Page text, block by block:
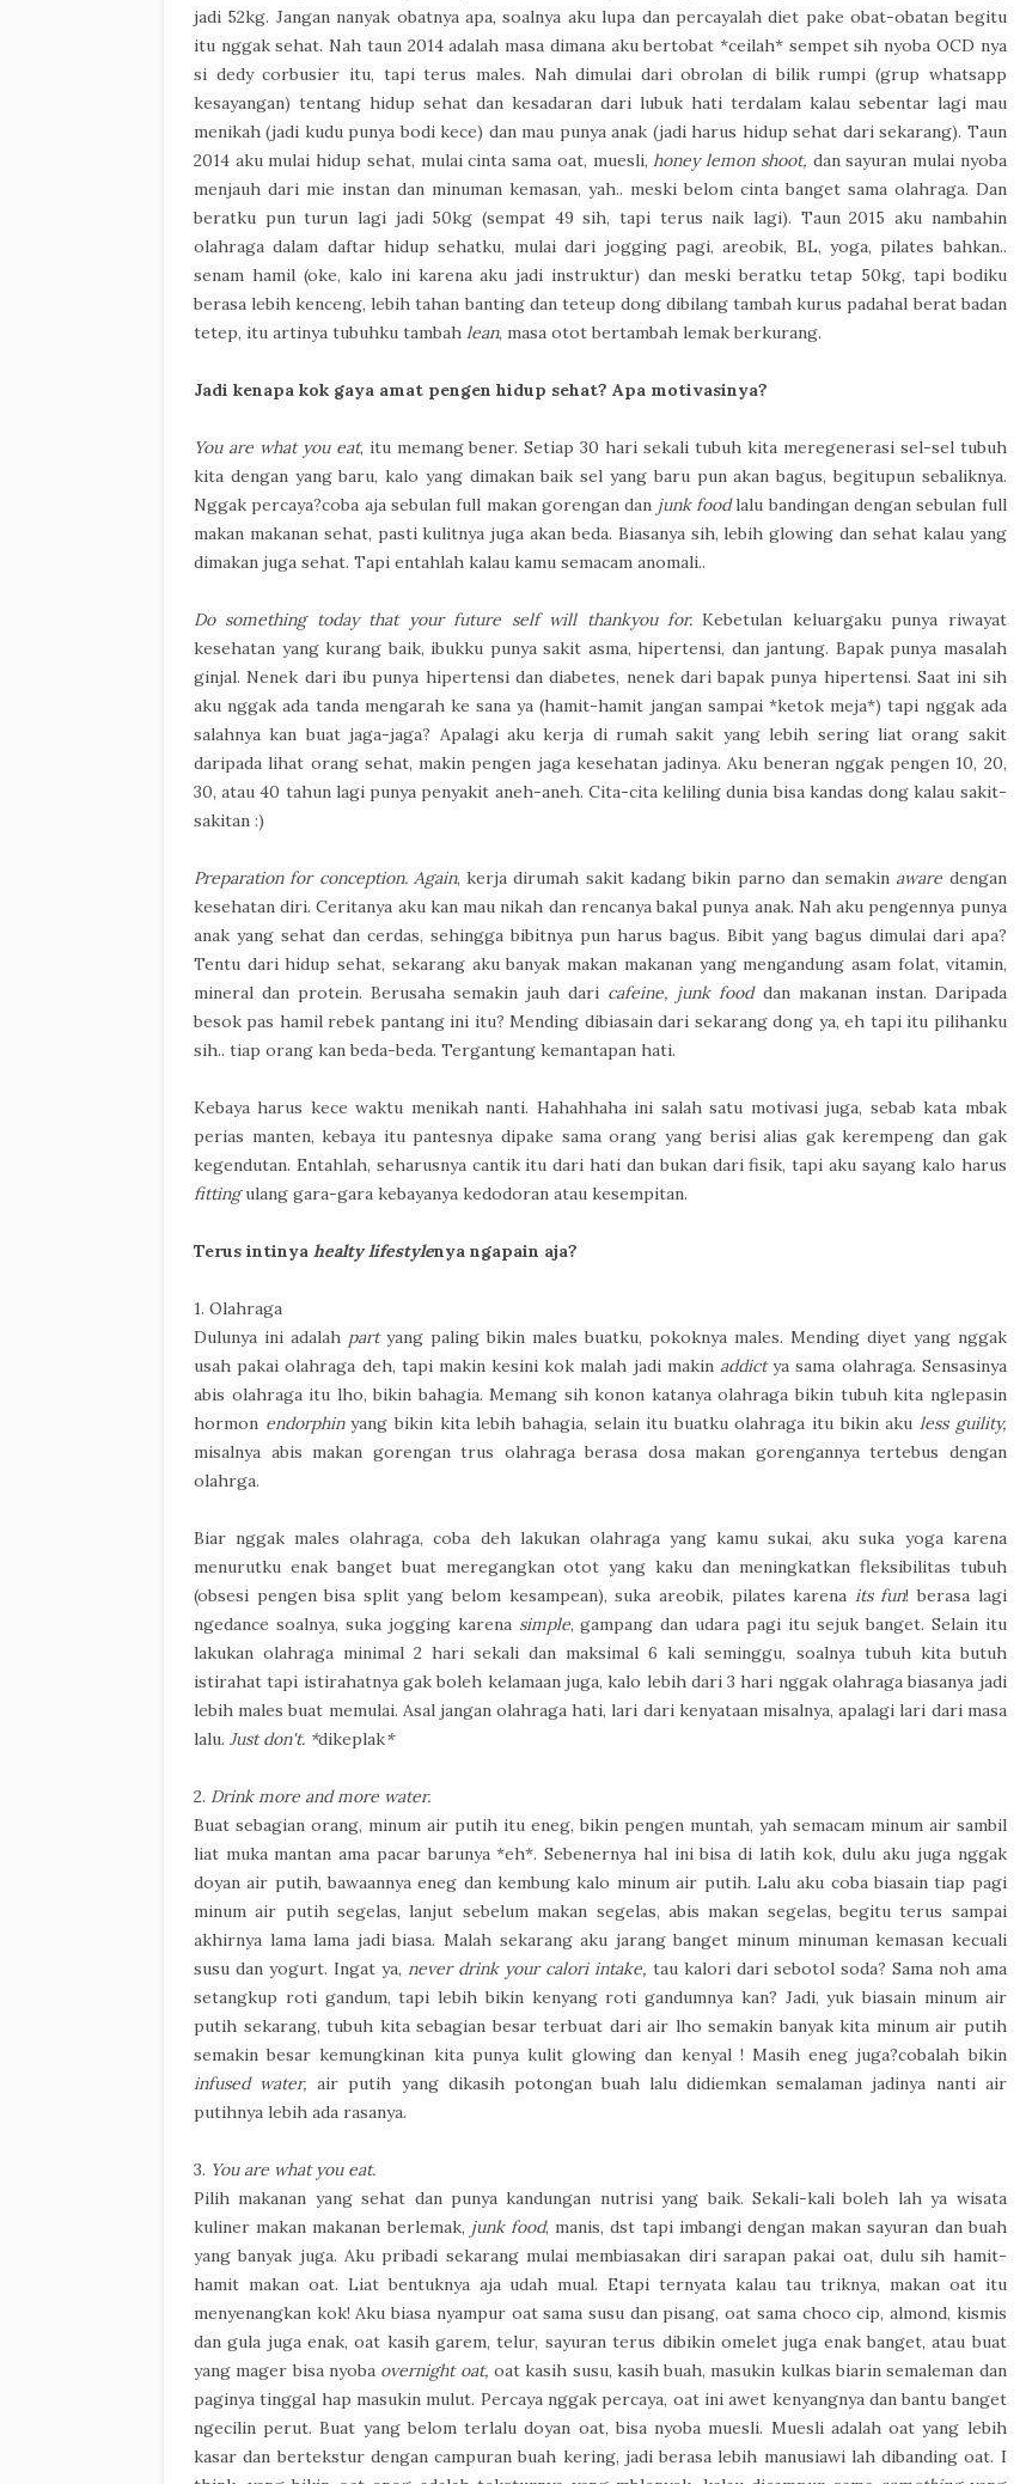
jadi 52kg. Jangan nanyak obatnya apa, soalnya aku lupa dan percayalah diet pake obat-obatan begitu
itu nggak sehat. Nah taun 2014 adalah masa dimana aku bertobat *ceilah* sempet sih nyoba OCD nya
si dedy corbusier itu, tapi terus males. Nah dimulai dari obrolan di bilik rumpi (grup whatsapp
kesayangan) tentang hidup sehat dan kesadaran dari lubuk hati terdalam kalau sebentar lagi mau
menikah (jadi kudu punya bodi kece) dan mau punya anak (jadi harus hidup sehat dari sekarang). Taun
2014 aku mulai hidup sehat, mulai cinta sama oat, muesli,honey lemon shoot, dan sayuran mulai nyoba
menjauh dari mie instan dan minuman kemasan, yah.. meski belom cinta banget sama olahraga. Dan
beratku pun turun lagi jadi 50kg (sempat 49 sih, tapi terus naik lagi). Taun 2015 aku nambahin
olahraga dalam daftar hidup sehatku, mulai dari jogging pagi, areobik, BL, yoga, pilates bahkan..
senam hamil (oke, kalo ini karena aku jadi instruktur) dan meski beratku tetap 50kg, tapi bodiku
berasa lebih kenceng, lebih tahan banting dan teteup dong dibilang tambah kurus padahal berat badan
tetep, itu artinya tubuhku tambah lean, masa otot bertambah lemak berkurang.
Jadi kenapa kok gaya amat pengen hidup sehat? Apa motivasinya?
You are what you eat, itu memang bener. Setiap 30 hari sekali tubuh kita meregenerasi sel-sel tubuh
kita dengan yang baru, kalo yang dimakan baik sel yang baru pun akan bagus, begitupun sebaliknya.
Nggak percaya?coba aja sebulan full makan gorengan dan junk foodlalu bandingan dengan sebulan full
makan makanan sehat, pasti kulitnya juga akan beda. Biasanya sih, lebih glowing dan sehat kalau yang
dimakan juga sehat. Tapi entahlah kalau kamu semacam anomali..
Do something today that your future self will thankyou for.Kebetulan keluargaku punya riwayat
kesehatan yang kurang baik, ibukku punya sakit asma, hipertensi, dan jantung. Bapak punya masalah
ginjal. Nenek dari ibu punya hipertensi dan diabetes, nenek dari bapak punya hipertensi. Saat ini sih
aku nggak ada tanda mengarah ke sana ya (hamit-hamit jangan sampai *ketok meja*) tapi nggak ada
salahnya kan buat jaga-jaga? Apalagi aku kerja di rumah sakit yang lebih sering liat orang sakit
daripada lihat orang sehat, makin pengen jaga kesehatan jadinya. Aku beneran nggak pengen 10, 20,
30, atau 40 tahun lagi punya penyakit aneh-aneh. Cita-cita keliling dunia bisa kandas dong kalau sakit-
sakitan :)
Preparation for conception. Again, kerja dirumah sakit kadang bikin parno dan semakin aware dengan
kesehatan diri. Ceritanya aku kan mau nikah dan rencanya bakal punya anak. Nah aku pengennya punya
anak yang sehat dan cerdas, sehingga bibitnya pun harus bagus. Bibit yang bagus dimulai dari apa?
Tentu dari hidup sehat, sekarang aku banyak makan makanan yang mengandung asam folat, vitamin,
mineral dan protein. Berusaha semakin jauh dari cafeine, junk fooddan makanan instan. Daripada
besok pas hamil rebek pantang ini itu? Mending dibiasain dari sekarang dong ya, eh tapi itu pilihanku
sih.. tiap orang kan beda-beda. Tergantung kemantapan hati.
Kebaya harus kece waktu menikah nanti. Hahahhaha ini salah satu motivasi juga, sebab kata mbak
perias manten, kebaya itu pantesnya dipake sama orang yang berisi alias gak kerempeng dan gak
kegendutan. Entahlah, seharusnya cantik itu dari hati dan bukan dari fisik, tapi aku sayang kalo harus
fittingulang gara-gara kebayanya kedodoran atau kesempitan.
Terus intinya healty lifestylenya ngapain aja?
1. Olahraga
Dulunya ini adalah partyang paling bikin males buatku, pokoknya males. Mending diyet yang nggak
usah pakai olahraga deh, tapi makin kesini kok malah jadi makin addictya sama olahraga. Sensasinya
abis olahraga itu lho, bikin bahagia. Memang sih konon katanya olahraga bikin tubuh kita nglepasin
hormon endorphinyang bikin kita lebih bahagia, selain itu buatku olahraga itu bikin akuless guility,
misalnya abis makan gorengan trus olahraga berasa dosa makan gorengannya tertebus dengan
olahrga.
Biar nggak males olahraga, coba deh lakukan olahraga yang kamu sukai, aku suka yoga karena
menurutku enak banget buat meregangkan otot yang kaku dan meningkatkan fleksibilitas tubuh
(obsesi pengen bisa split yang belom kesampean), suka areobik, pilates karena its fun! berasa lagi
ngedance soalnya, suka jogging karena simple, gampang dan udara pagi itu sejuk banget. Selain itu
lakukan olahraga minimal 2 hari sekali dan maksimal 6 kali seminggu, soalnya tubuh kita butuh
istirahat tapi istirahatnya gak boleh kelamaan juga, kalo lebih dari 3 hari nggak olahraga biasanya jadi
lebih males buat memulai. Asal jangan olahraga hati, lari dari kenyataan misalnya, apalagi lari dari masa
lalu. Just don't. *dikeplak*
2. Drink more and more water.
Buat sebagian orang, minum air putih itu eneg, bikin pengen muntah, yah semacam minum air sambil
liat muka mantan ama pacar barunya *eh*. Sebenernya hal ini bisa di latih kok, dulu aku juga nggak
doyan air putih, bawaannya eneg dan kembung kalo minum air putih. Lalu aku coba biasain tiap pagi
minum air putih segelas, lanjut sebelum makan segelas, abis makan segelas, begitu terus sampai
akhirnya lama lama jadi biasa. Malah sekarang aku jarang banget minum minuman kemasan kecuali
susu dan yogurt. Ingat ya, never drink your calori intake, tau kalori dari sebotol soda? Sama noh ama
setangkup roti gandum, tapi lebih bikin kenyang roti gandumnya kan? Jadi, yuk biasain minum air
putih sekarang, tubuh kita sebagian besar terbuat dari air lho semakin banyak kita minum air putih
semakin besar kemungkinan kita punya kulit glowing dan kenyal ! Masih eneg juga?cobalah bikin
infused water, air putih yang dikasih potongan buah lalu didiemkan semalaman jadinya nanti air
putihnya lebih ada rasanya.
3. You are what you eat.
Pilih makanan yang sehat dan punya kandungan nutrisi yang baik. Sekali-kali boleh lah ya wisata
kuliner makan makanan berlemak, junk food, manis, dst tapi imbangi dengan makan sayuran dan buah
yang banyak juga. Aku pribadi sekarang mulai membiasakan diri sarapan pakai oat, dulu sih hamit-
hamit makan oat. Liat bentuknya aja udah mual. Etapi ternyata kalau tau triknya, makan oat itu
menyenangkan kok! Aku biasa nyampur oat sama susu dan pisang, oat sama choco cip, almond, kismis
dan gula juga enak, oat kasih garem, telur, sayuran terus dibikin omelet juga enak banget, atau buat
yang mager bisa nyoba overnight oat, oat kasih susu, kasih buah, masukin kulkas biarin semaleman dan
paginya tinggal hap masukin mulut. Percaya nggak percaya, oat ini awet kenyangnya dan bantu banget
ngecilin perut. Buat yang belom terlalu doyan oat, bisa nyoba muesli. Muesli adalah oat yang lebih
kasar dan bertekstur dengan campuran buah kering, jadi berasa lebih manusiawi lah dibanding oat. I